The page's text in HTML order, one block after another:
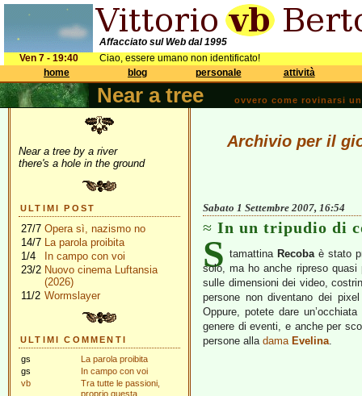
Affacciato sul Web dal 1995
Ven 7 - 19:40
Ciao, essere umano non identificato!
home
blog personale attività
Near a tree ovvero come rovinarsi
Near a tree by a river
there's a hole in the ground
ULTIMI POST
27/7 Opera sì, nazismo no
14/7 La parola proibita
1/4
In campo con voi
23/2 Nuovo cinema Luftansia
(2026)
11/2 Wormslayer
ULTIMI COMMENTI
gs
La parola proibita
gs
In campo con voi
vb
Tra tutte le passioni,
proprio questa
Archivio per il
Sabato 1 Settembre 2007, 16:54
In un tripudio di
S tamattina Recobaè stato
solo, ma ho anche ripreso
sulle dimensioni dei video,
persone non diventano dei
Oppure, potete dare
genere di eventi, e anche per
persone alla dama Evelina.